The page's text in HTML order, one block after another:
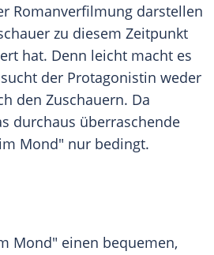
Romanverfilmung darstellen
zu diesem Zeitpunkt
hat. Denn leicht macht es
der Protagonistin weder
den Zuschauern. Da
durchaus überraschende
Mond" nur bedingt.
Mond" einen bequemen,